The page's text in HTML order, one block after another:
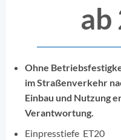
ab
Ohne
im Straßenverkehr
Einbau und Nutzung
Verantwortung.
Einpresstiefe ET20